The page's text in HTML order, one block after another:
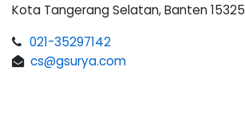
Kota Tangerang Selatan, Banten 15325
021-35297142
cs@gsurya.com